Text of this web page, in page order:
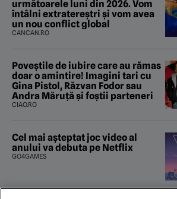
următoarele luni din 2026. Vom
întâlni extratereștri și vom avea
un nou conflict global
CANCAN.RO
Poveştile de iubire care au rămas
doar o amintire! Imagini tari cu
Gina Pistol, Răzvan Fodor sau
Andra Măruţă şi foştii parteneri
CIAO.RO
Cel mai așteptat joc video al
anului va debuta pe Netflix
GO4GAMES